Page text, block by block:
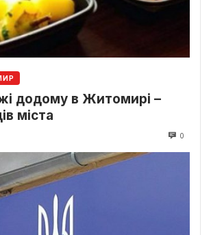
додому в Житомирі –
міста
0